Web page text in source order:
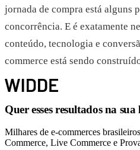
jornada de compra está alguns
concorrência. E é exatamente
conteúdo, tecnologia e
commerce está sendo
Quer esses resultados na
Milhares de e-commerces
Commerce, Live Commerce e